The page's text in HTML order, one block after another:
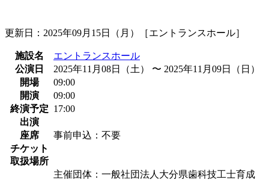
更新日：2025年09月15日（月）［エントランスホール］
施設名
エントランスホール
公演日
2025年11月08日（土） 〜 2025年11月09日（日）
開場
09:00
開演
09:00
終演予定 17:00
出演
座席
事前申込：不要
チケット
取扱場所
主催団体：一般社団法人大分県歯科技工士育成